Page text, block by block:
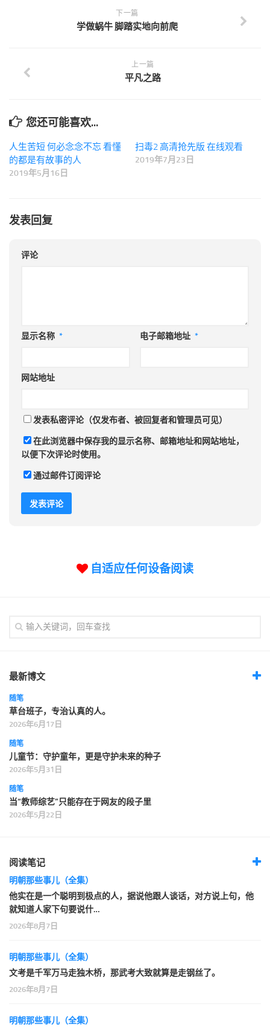
下一篇
学做蜗牛 脚踏实地向前爬
上一篇
平凡之路
您还可能喜欢...
人生苦短 何必念念不忘 看懂
的都是有故事的人
2019年5月16日
扫毒2 高清抢先版 在线观看
2019年7月23日
发表回复
评论
显示名称 * 电子邮箱地址 *
网站地址
发表私密评论（仅发布者、被回复者和管理员可见）
在此浏览器中保存我的显示名称、邮箱地址和网站地址，
以便下次评论时使用。
通过邮件订阅评论
自适应任何设备阅读
最新博文
随笔
草台班子，专治认真的人。
2026年6月17日
随笔
儿童节：守护童年，更是守护未来的种子
2026年5月31日
随笔
当“教师综艺”只能存在于网友的段子里
2026年5月22日
阅读笔记
明朝那些事儿（全集）
他实在是一个聪明到极点的人，据说他跟人谈话，对方说上句，他
就知道人家下句要说什…
2026年8月7日
明朝那些事儿（全集）
文考是千军万马走独木桥，那武考大致就算是走钢丝了。
2026年8月7日
明朝那些事儿（全集）